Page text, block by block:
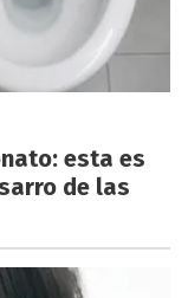
esta es
de las